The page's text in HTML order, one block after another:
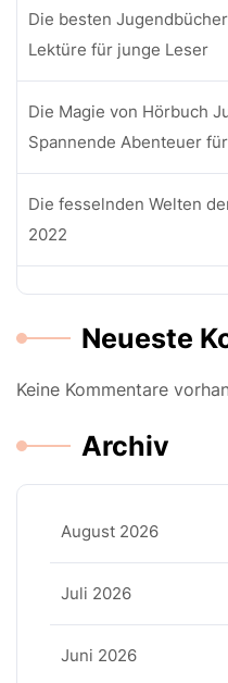
Die besten
Lektüre für junge Leser
Die Magie von Hörbuch
Spannende Abenteuer
Die fesselnden Welten
2022
Neueste
Keine Kommentare
Archiv
August 2026
Juli 2026
Juni 2026